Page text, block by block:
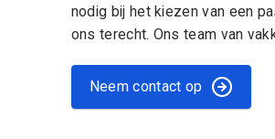
nodig bij het kiezen van een
ons terecht. Ons team van
Neem contact op